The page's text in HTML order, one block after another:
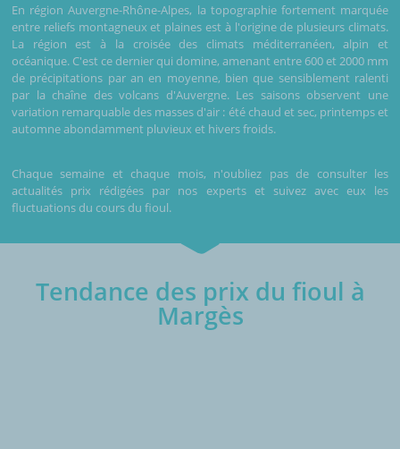
En région Auvergne-Rhône-Alpes, la topographie fortement marquée
entre reliefs montagneux et plaines est à l'origine de plusieurs climats.
La région est à la croisée des climats méditerranéen, alpin et
océanique. C'est ce dernier qui domine, amenant entre 600 et 2000 mm
de précipitations par an en moyenne, bien que sensiblement ralenti
par la chaîne des volcans d'Auvergne. Les saisons observent une
variation remarquable des masses d'air : été chaud et sec, printemps et
automne abondamment pluvieux et hivers froids.
Chaque semaine et chaque mois, n'oubliez pas de consulter les
actualités prix rédigées par nos experts et suivez avec eux les
fluctuations du cours du fioul.
Tendance des prix du fioul à
Margès